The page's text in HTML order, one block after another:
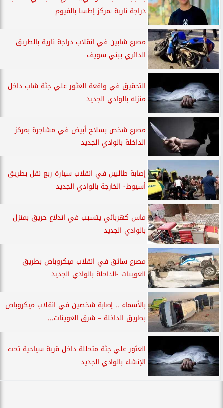
دراجة نارية بمركز إطسا بالفيوم
مصرع شابين في انقلاب دراجة نارية بالطريق
الدائري ببني سويف
التحقيق في واقعة العثور علي جثة شاب داخل
منزله بالوادي الجديد
مصرع شخص بسلاح أبيض في مشاجرة بمركز
الداخلة بالوادي الجديد
إصابة طالبين في انقلاب سيارة ربع نقل بطريق
أسيوط- الخارجة بالوادي الجديد
ماس كهربائي يتسبب في اندلاع حريق بمنزل
بالوادي الجديد
مصرع سائق في انقلاب ميكروباص بطريق
العوينات -الداخلة بالوادي الجديد
بالأسماء .. إصابة شخصين في انقلاب ميكروباص
بطريق الداخلة – شرق العوينات...
العثور علي جثة متحللة داخل قرية سياحية تحت
الإنشاء بالوادي الجديد